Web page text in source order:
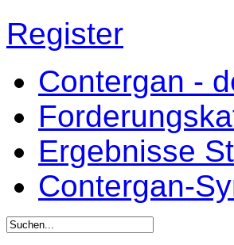
Register
Contergan -
Ergebnisse
Contergan-